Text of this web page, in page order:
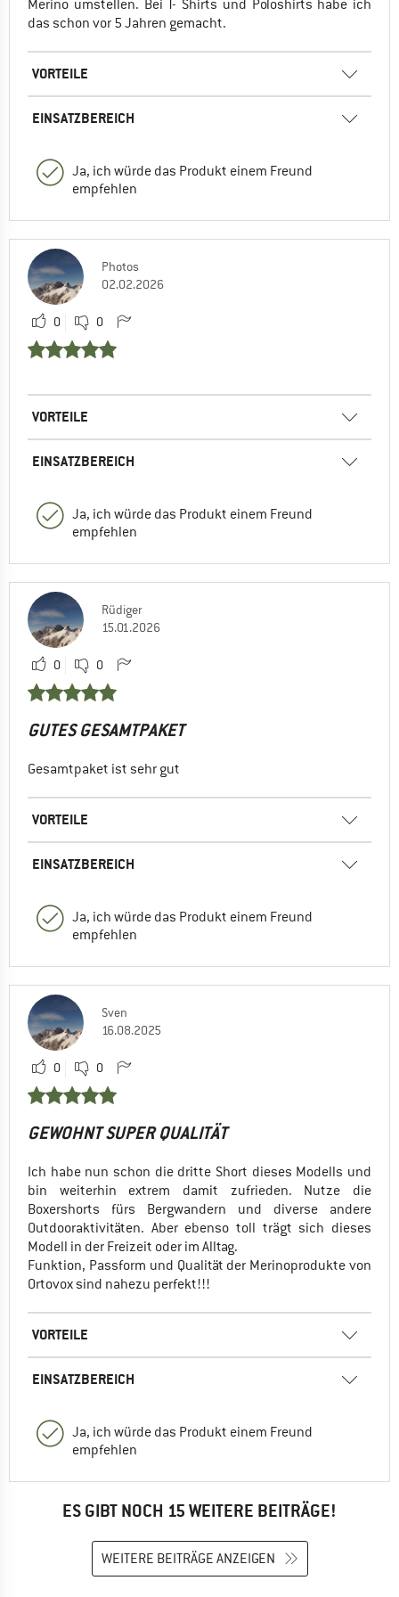
Merino umstellen. Bei T- Shirts und Poloshirts habe ich
das schon vor 5 Jahren gemacht.
VORTEILE
EINSATZBEREICH
Ja, ich würde das Produkt einem Freund
empfehlen
Photos
02.02.2026
0 0
VORTEILE
EINSATZBEREICH
Ja, ich würde das Produkt einem Freund
empfehlen
Rüdiger
15.01.2026
0 0
GUTES GESAMTPAKET
Gesamtpaket ist sehr gut
VORTEILE
EINSATZBEREICH
Ja, ich würde das Produkt einem Freund
empfehlen
Sven
16.08.2025
0 0
GEWOHNT SUPER QUALITÄT
Ich habe nun schon die dritte Short dieses Modells und
bin weiterhin extrem damit zufrieden. Nutze die
Boxershorts fürs Bergwandern und diverse andere
Outdooraktivitäten. Aber ebenso toll trägt sich dieses
Modell in der Freizeit oder im Alltag.
Funktion, Passform und Qualität der Merinoprodukte von
Ortovox sind nahezu perfekt!!!
VORTEILE
EINSATZBEREICH
Ja, ich würde das Produkt einem Freund
empfehlen
ES GIBT NOCH 15 WEITERE BEITRÄGE!
WEITERE BEITRÄGE ANZEIGEN